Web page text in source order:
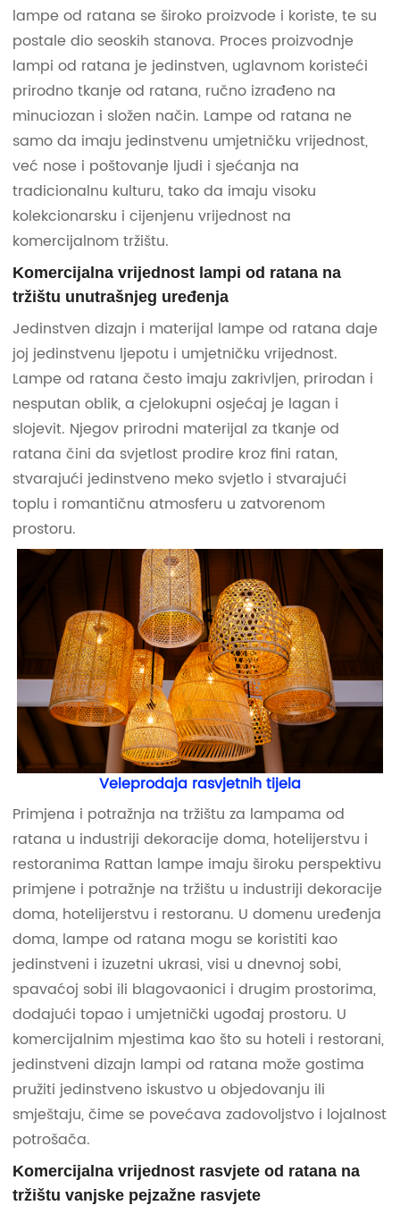
lampe od ratana se široko proizvode i koriste, te su
postale dio seoskih stanova. Proces proizvodnje
lampi od ratana je jedinstven, uglavnom koristeći
prirodno tkanje od ratana, ručno izrađeno na
minuciozan i složen način. Lampe od ratana ne
samo da imaju jedinstvenu umjetničku vrijednost,
već nose i poštovanje ljudi i sjećanja na
tradicionalnu kulturu, tako da imaju visoku
kolekcionarsku i cijenjenu vrijednost na
komercijalnom tržištu.
Komercijalna vrijednost lampi od ratana na
tržištu unutrašnjeg uređenja
Jedinstven dizajn i materijal lampe od ratana daje
joj jedinstvenu ljepotu i umjetničku vrijednost.
Lampe od ratana često imaju zakrivljen, prirodan i
nesputan oblik, a cjelokupni osjećaj je lagan i
slojevit. Njegov prirodni materijal za tkanje od
ratana čini da svjetlost prodire kroz fini ratan,
stvarajući jedinstveno meko svjetlo i stvarajući
toplu i romantičnu atmosferu u zatvorenom
prostoru.
Veleprodaja rasvjetnih tijela
Primjena i potražnja na tržištu za lampama od
ratana u industriji dekoracije doma, hotelijerstvu i
restoranima Rattan lampe imaju široku perspektivu
primjene i potražnje na tržištu u industriji dekoracije
doma, hotelijerstvu i restoranu. U domenu uređenja
doma, lampe od ratana mogu se koristiti kao
jedinstveni i izuzetni ukrasi, visi u dnevnoj sobi,
spavaćoj sobi ili blagovaonici i drugim prostorima,
dodajući topao i umjetnički ugođaj prostoru. U
komercijalnim mjestima kao što su hoteli i restorani,
jedinstveni dizajn lampi od ratana može gostima
pružiti jedinstveno iskustvo u objedovanju ili
smještaju, čime se povećava zadovoljstvo i lojalnost
potrošača.
Komercijalna vrijednost rasvjete od ratana na
tržištu vanjske pejzažne rasvjete